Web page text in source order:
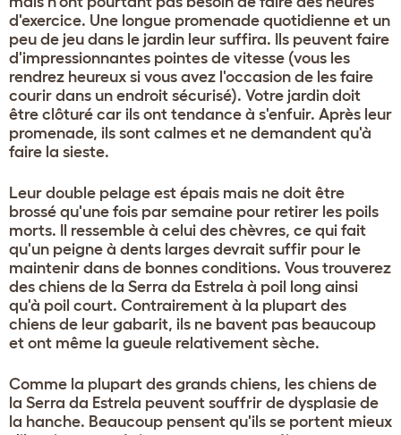
d'exercice. Une longue promenade quotidienne et un
peu de jeu dans le jardin leur suffira. Ils peuvent faire
d'impressionnantes pointes de vitesse (vous les
rendrez heureux si vous avez l'occasion de les faire
courir dans un endroit sécurisé). Votre jardin doit
être clôturé car ils ont tendance à s'enfuir. Après leur
promenade, ils sont calmes et ne demandent qu'à
faire la sieste.
Leur double pelage est épais mais ne doit être
brossé qu'une fois par semaine pour retirer les poils
morts. Il ressemble à celui des chèvres, ce qui fait
qu'un peigne à dents larges devrait suffir pour le
maintenir dans de bonnes conditions. Vous trouverez
des chiens de la Serra da Estrela à poil long ainsi
qu'à poil court. Contrairement à la plupart des
chiens de leur gabarit, ils ne bavent pas beaucoup
et ont même la gueule relativement sèche.
Comme la plupart des grands chiens, les chiens de
la Serra da Estrela peuvent souffrir de dysplasie de
la hanche. Beaucoup pensent qu'ils se portent mieux